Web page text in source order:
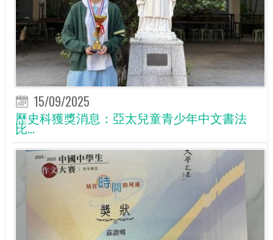
15/09/2025
歷史科獲獎消息：亞太兒童青少年中文書法
比...